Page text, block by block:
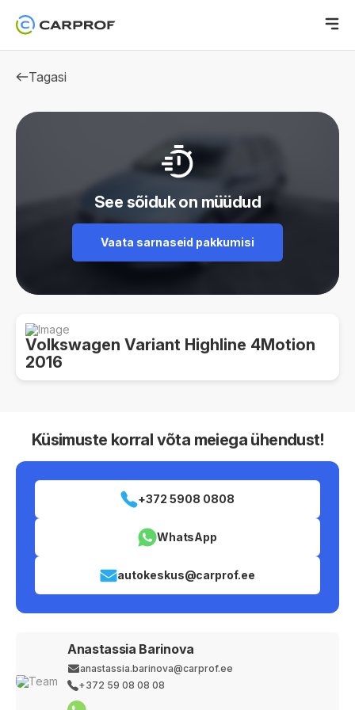
Tagasi
See sõiduk on müüdud
Vaata sarnaseid pakkumisi
Volkswagen Variant Highline 4Motion
2016
Küsimuste korral võta meiega ühendust!
+372 5908 0808
WhatsApp
autokeskus@carprof.ee
Anastassia Barinova
anastassia.barinova@carprof.ee
+372 59 08 08 08